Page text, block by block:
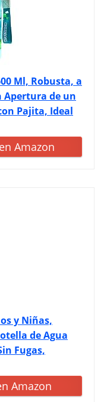
Ml, Robusta, a
Apertura de un
Pajita, Ideal
Amazon
y Niñas,
de Agua
Fugas,
Amazon